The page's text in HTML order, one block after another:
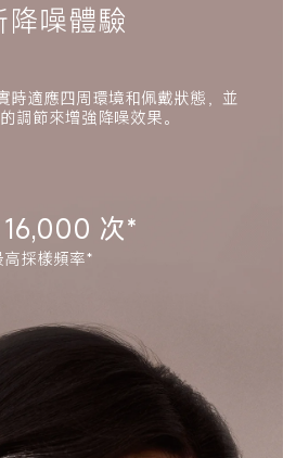
降噪體驗
時適應四周環境和佩戴狀態，並
調節來增強降噪效果。
次*
高採樣頻率*